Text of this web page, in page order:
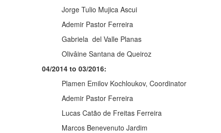
Jorge Tulio Mujica Ascui
Ademir Pastor Ferreira
Gabriela del Valle Planas
Olivâine Santana de Queiroz
04/2014 to 03/2016:
Plamen Emilov Kochloukov, Coordinator
Ademir Pastor Ferreira
Lucas Catão de Freitas Ferreira
Marcos Benevenuto Jardim